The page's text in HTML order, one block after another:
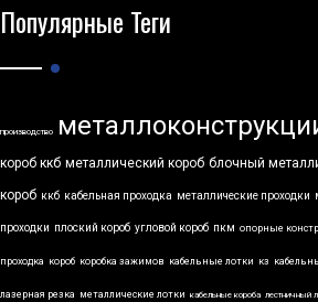
Популярные Теги
производство
короб ккб металлический короб блочный
короб ккб кабельная проходка металлические проходки
проходки плоский короб угловой короб пкм опорные
проходка короб коробка зажимов кабельные лотки кз
лазерная резка металлические лотки кабельные короба лестничный